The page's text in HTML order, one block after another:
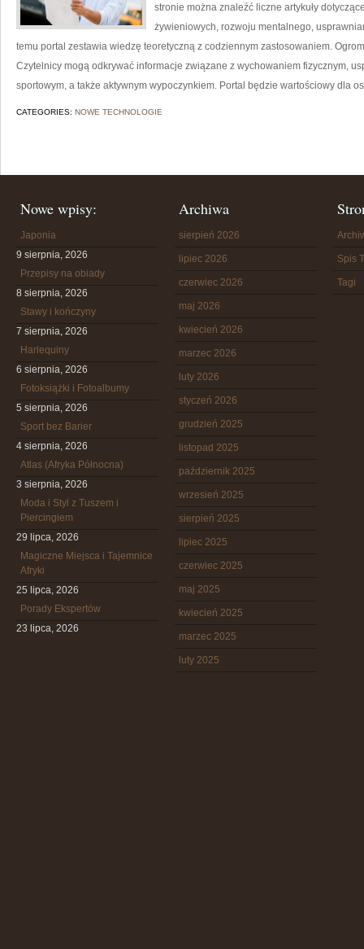
stronie można znaleźć liczne artykuły
żywieniowych, rozwoju mentalnego,
temu portal zestawia wiedzę teoretyczną z codziennym zastosowaniem.
Czytelnicy mogą odkrywać informacje związane z wychowaniem fizycznym,
sportowym, a także aktywnym wypoczynkiem. Portal będzie wartościowy dla
CATEGORIES: NOWE TECHNOLOGIE
Nowe wpisy:
Japonia
9 sierpnia, 2026
Przepisy na obiady
8 sierpnia, 2026
Stawy i kończyny
7 sierpnia, 2026
Harlequiny
6 sierpnia, 2026
Fotoksiążki i Fotoalbumy
5 sierpnia, 2026
Sport bez Barier
4 sierpnia, 2026
Atlas (Afryka Północna)
3 sierpnia, 2026
Moda i Styl z Tuszem i
Piercingiem
29 lipca, 2026
Magiczne Miejsca i Tajemnice
Afryki
25 lipca, 2026
Porady Ekspertów
23 lipca, 2026
Archiwa
sierpień 2026
lipiec 2026
czerwiec 2026
maj 2026
kwiecień 2026
marzec 2026
luty 2026
styczeń 2026
grudzień 2025
listopad 2025
październik 2025
wrzesień 2025
sierpień 2025
lipiec 2025
czerwiec 2025
maj 2025
kwiecień 2025
marzec 2025
luty 2025
Spis
Tagi